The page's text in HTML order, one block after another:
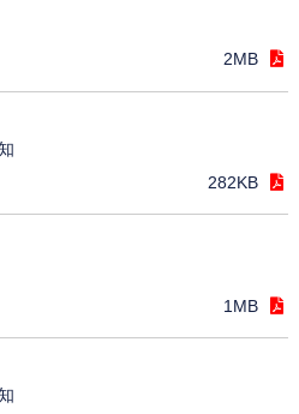
2MB
282KB
1MB